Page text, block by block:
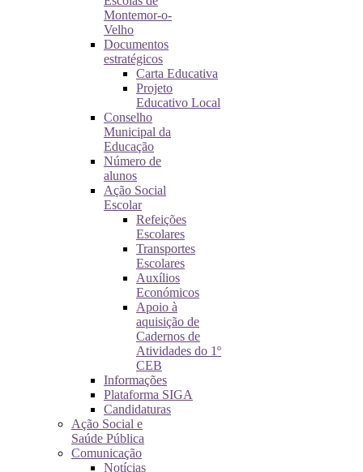
Montemor-o-
Velho
Documentos
estratégicos
Carta Educativa
Projeto
Educativo Local
Conselho
Municipal da
Educação
Número de
alunos
Ação Social
Escolar
Refeições
Escolares
Transportes
Escolares
Auxílios
Económicos
Apoio à
aquisição de
Cadernos de
Atividades do 1º
CEB
Informações
Plataforma SIGA
Candidaturas
Ação Social e
Saúde Pública
Comunicação
Notícias